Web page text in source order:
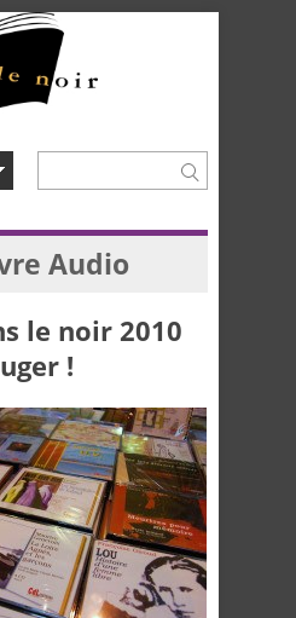
Audio
le noir 2010
!